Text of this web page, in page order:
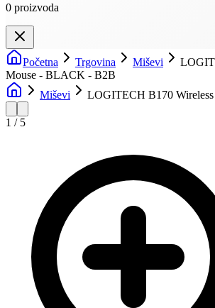
0 proizvoda
Početna Trgovina Miševi
Mouse - BLACK - B2B
Miševi
LOGITECH B170 Wireless
1 / 5